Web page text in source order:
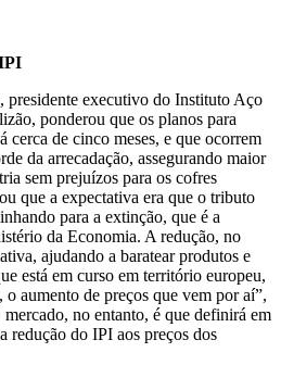
executivo do Instituto Aço
ponderou que os planos para
cerca de cinco meses, e que ocorrem
da arrecadação, assegurando maior
sem prejuízos para os cofres
que a expectativa era que o tributo
para a extinção, que é a
da Economia. A redução, no
ajudando a baratear produtos e
está em curso em território europeu,
o aumento de preços que vem por aí”,
no entanto, é que definirá em
redução do IPI aos preços dos